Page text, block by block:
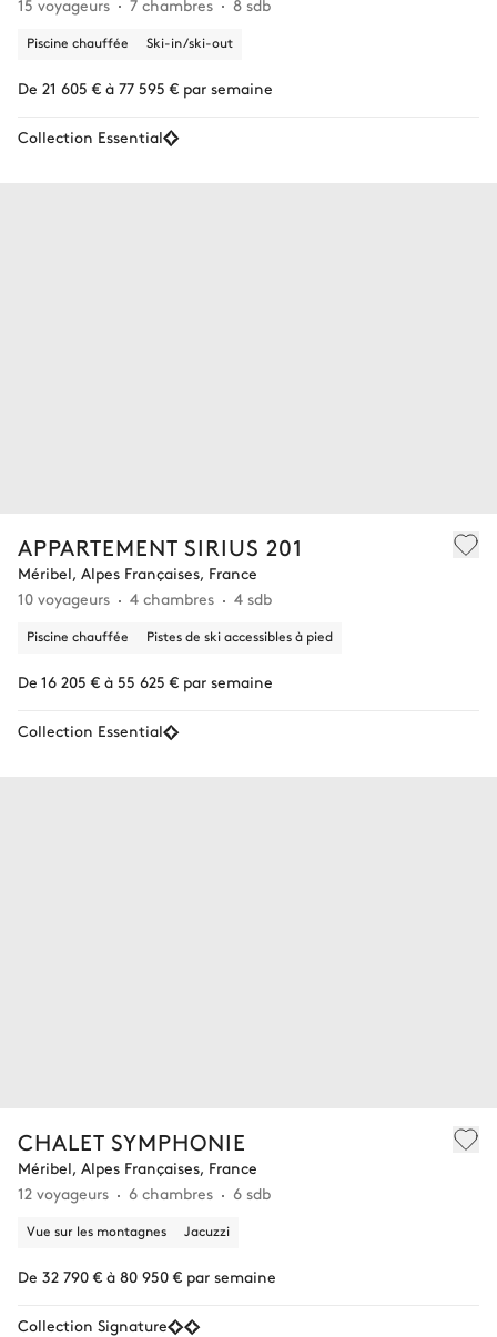
Piscine chauffée Ski-in/ski-out
De 21 605 € à 77 595 € par semaine
Collection Essential
APPARTEMENT SIRIUS 201
Méribel, Alpes Françaises, France
10 voyageurs
4 chambres 4 sdb
Piscine chauffée Pistes de ski accessibles à pied
De 16 205 € à 55 625 € par semaine
Collection Essential
CHALET SYMPHONIE
Méribel, Alpes Françaises, France
12 voyageurs
6 chambres 6 sdb
Vue sur les montagnes Jacuzzi
De 32 790 € à 80 950 € par semaine
Collection Signature